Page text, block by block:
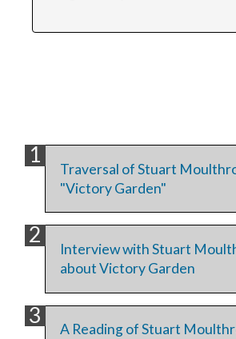
Traversal of Stuart
"Victory Garden"
Interview with Stuart
about Victory Garden
A Reading of Stuart